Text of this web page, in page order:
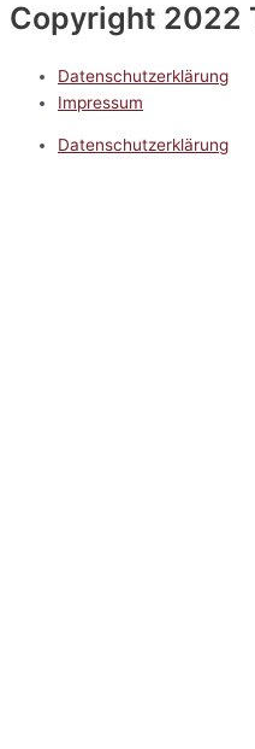
Copyright 2022
Datenschutzerklärung
Impressum
Datenschutzerklärung